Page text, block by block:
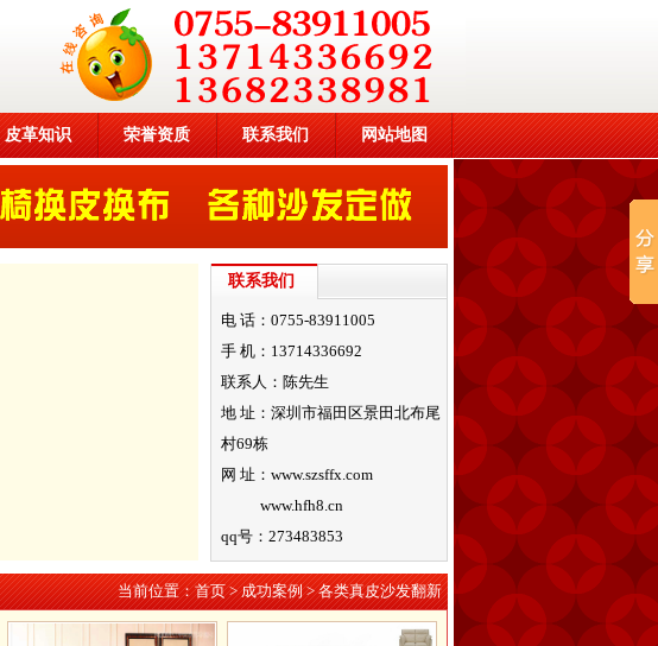
皮革知识 荣誉资质 联系我们 网站地图
联系我们
电 话：0755-83911005
手 机：13714336692
联系人：陈先生
地 址：深圳市福田区景田北布尾
村69栋
网 址：www.szsffx.com
www.hfh8.cn
qq号：273483853
当前位置：首页>成功案例>各类真皮沙发翻新